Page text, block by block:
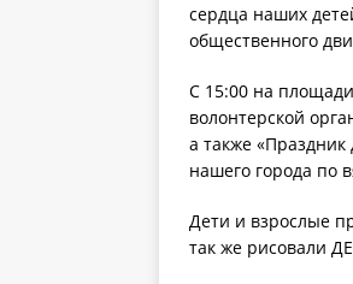
сердца наших
общественного
С 15:00 на
волонтерской
а также «Праздник
нашего города по
Дети и взрослые
так же рисовали